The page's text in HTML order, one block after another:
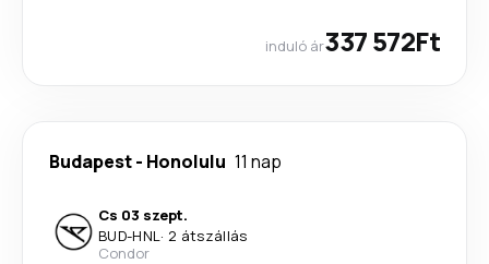
induló ár337 572Ft
Budapest- Honolulu 11 nap
Cs 03 szept.
BUD-HNL· 2 átszállás
Condor